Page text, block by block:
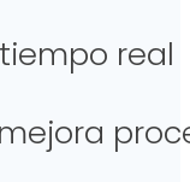
tiempo real